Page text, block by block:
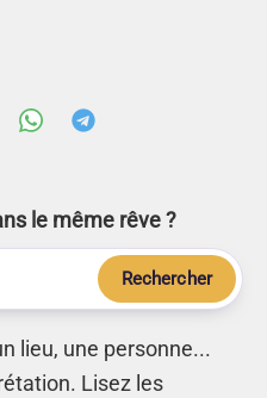
le même rêve ?
Rechercher
lieu, une personne...
Lisez les